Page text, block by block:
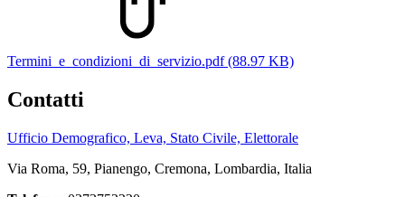
Termini_e_condizioni_di_servizio.pdf (88.97 KB)
Contatti
Ufficio Demografico, Leva, Stato Civile, Elettorale
Via Roma, 59, Pianengo, Cremona, Lombardia, Italia